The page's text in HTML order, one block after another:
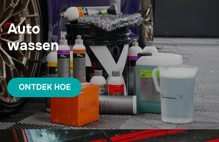
Auto
wassen
ONTDEK HOE